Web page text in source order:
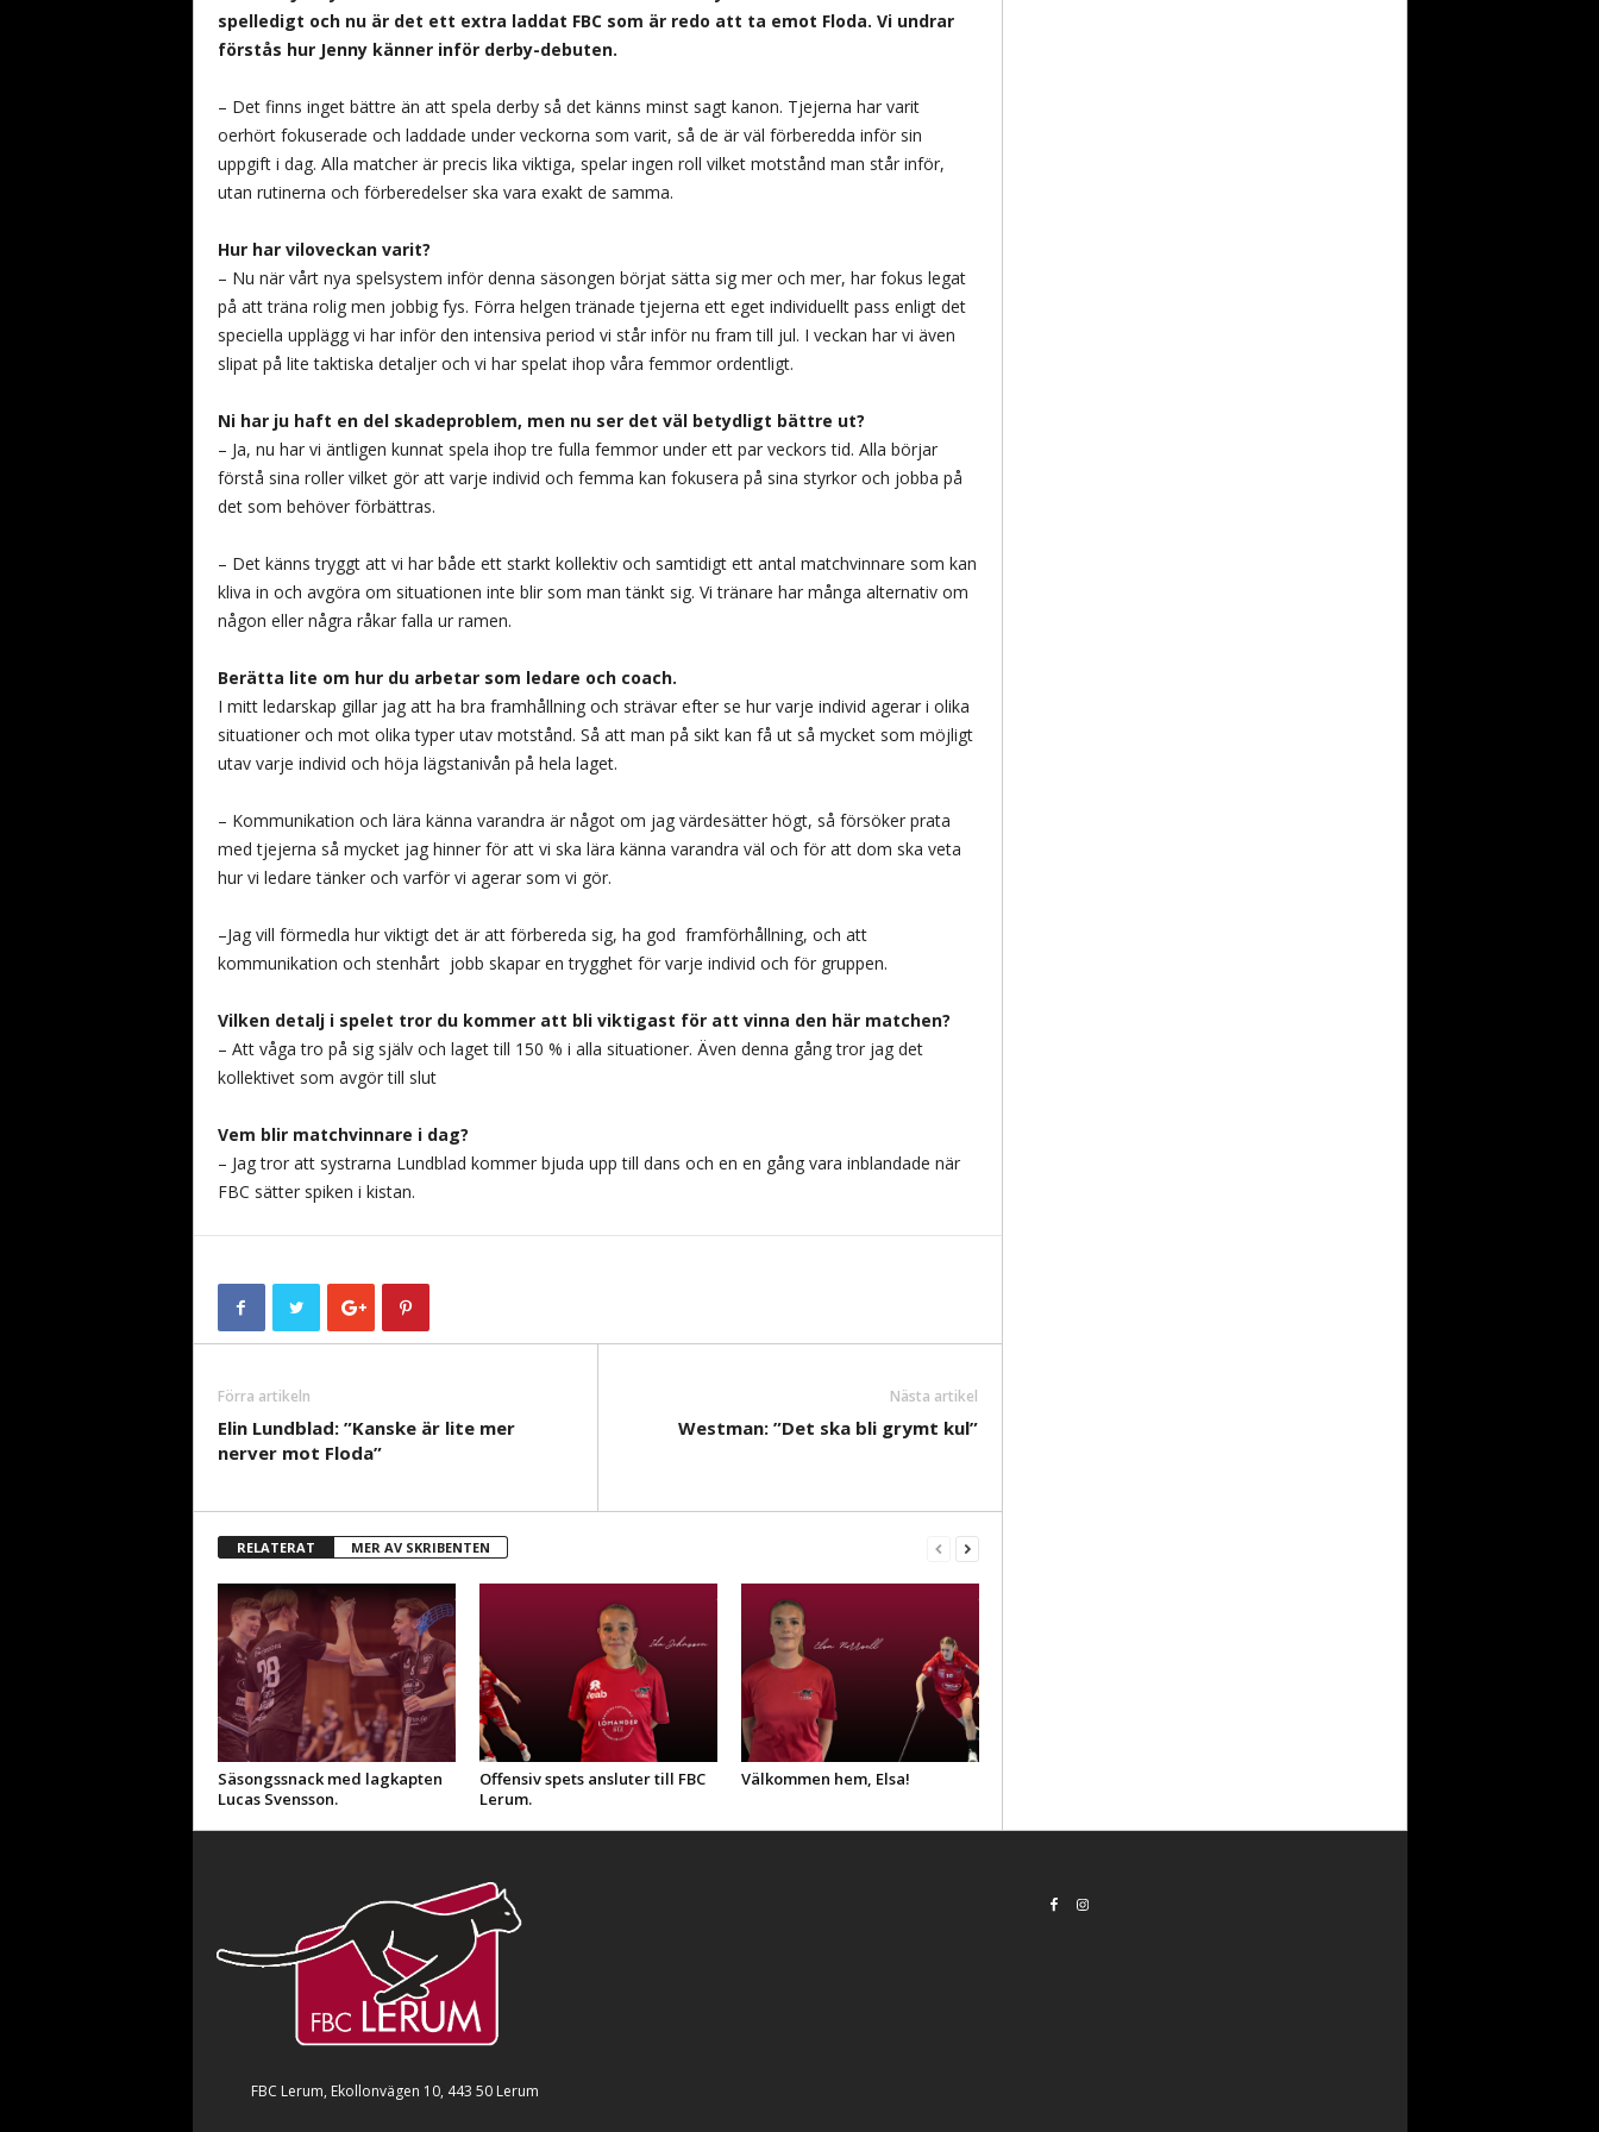
spelledigt och nu är det ett extra laddat FBC som är redo att ta emot Floda. Vi undrar
förstås hur Jenny känner inför derby-debuten.
– Det finns inget bättre än att spela derby så det känns minst sagt kanon. Tjejerna har varit
oerhört fokuserade och laddade under veckorna som varit, så de är väl förberedda inför sin
uppgift i dag. Alla matcher är precis lika viktiga, spelar ingen roll vilket motstånd man står inför,
utan rutinerna och förberedelser ska vara exakt de samma.
Hur har viloveckan varit?
– Nu när vårt nya spelsystem inför denna säsongen börjat sätta sig mer och mer, har fokus legat
på att träna rolig men jobbig fys. Förra helgen tränade tjejerna ett eget individuellt pass enligt det
speciella upplägg vi har inför den intensiva period vi står inför nu fram till jul. I veckan har vi även
slipat på lite taktiska detaljer och vi har spelat ihop våra femmor ordentligt.
Ni har ju haft en del skadeproblem, men nu ser det väl betydligt bättre ut?
– Ja, nu har vi äntligen kunnat spela ihop tre fulla femmor under ett par veckors tid. Alla börjar
förstå sina roller vilket gör att varje individ och femma kan fokusera på sina styrkor och jobba på
det som behöver förbättras.
– Det känns tryggt att vi har både ett starkt kollektiv och samtidigt ett antal matchvinnare som kan
kliva in och avgöra om situationen inte blir som man tänkt sig. Vi tränare har många alternativ om
någon eller några råkar falla ur ramen.
Berätta lite om hur du arbetar som ledare och coach.
I mitt ledarskap gillar jag att ha bra framhållning och strävar efter se hur varje individ agerar i olika
situationer och mot olika typer utav motstånd. Så att man på sikt kan få ut så mycket som möjligt
utav varje individ och höja lägstanivån på hela laget.
– Kommunikation och lära känna varandra är något om jag värdesätter högt, så försöker prata
med tjejerna så mycket jag hinner för att vi ska lära känna varandra väl och för att dom ska veta
hur vi ledare tänker och varför vi agerar som vi gör.
–Jag vill förmedla hur viktigt det är att förbereda sig, ha god framförhållning, och att
kommunikation och stenhårt jobb skapar en trygghet för varje individ och för gruppen.
Vilken detalj i spelet tror du kommer att bli viktigast för att vinna den här matchen?
– Att våga tro på sig själv och laget till 150 % i alla situationer. Även denna gång tror jag det
kollektivet som avgör till slut
Vem blir matchvinnare i dag?
– Jag tror att systrarna Lundblad kommer bjuda upp till dans och en en gång vara inblandade när
FBC sätter spiken i kistan.
Förra artikeln
Elin Lundblad: ”Kanske är lite mer
nerver mot Floda”
Nästa artikel
Westman: ”Det ska bli grymt kul”
RELATERAT MER AV SKRIBENTEN
Säsongssnack med lagkapten
Lucas Svensson.
Offensiv spets ansluter till FBC
Lerum.
Välkommen hem, Elsa!
FBC Lerum, Ekollonvägen 10, 443 50 Lerum